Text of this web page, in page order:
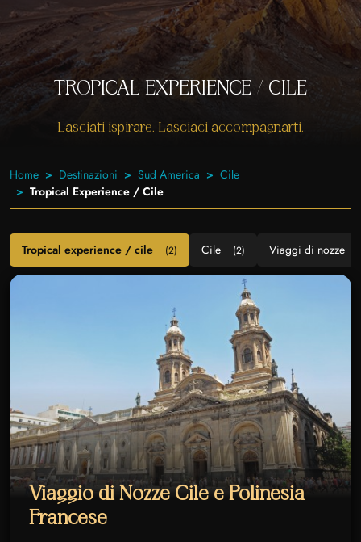
TROPICAL EXPERIENCE / CILE
Lasciati ispirare. Lasciaci accompagnarti.
Home Destinazioni Sud America
Cile
Tropical Experience / Cile
Tropical experience / cile (2) Cile (2) Viaggi di nozze
Viaggio di Nozze Cile e Polinesia
Francese